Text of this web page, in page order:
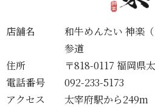
店舗名
和牛めんたい 神楽
参道
住所
〒818-0117 福岡県
電話番号
092-233-5173
アクセス
太宰府駅から249m